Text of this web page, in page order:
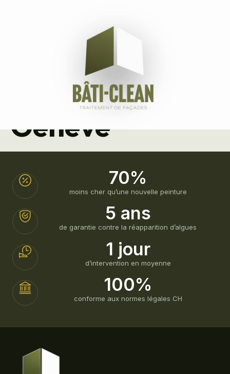
Maison
Mitoyenne –
Genève
70%
moins cher qu’une nouvelle peinture
5 ans
de garantie contre la réapparition d’algues
1 jour
d’intervention en moyenne
100%
conforme aux normes légales CH